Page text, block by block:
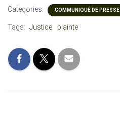
Categories: COMMUNIQUÉ DE PRESSE
Tags: Justice plainte